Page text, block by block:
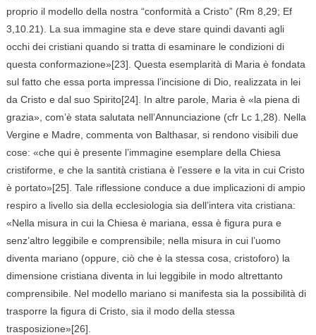
proprio il modello della nostra “conformità a Cristo” (Rm 8,29; Ef
3,10.21). La sua immagine sta e deve stare quindi davanti agli
occhi dei cristiani quando si tratta di esaminare le condizioni di
questa conformazione»[23]. Questa esemplarità di Maria è fondata
sul fatto che essa porta impressa l’incisione di Dio, realizzata in lei
da Cristo e dal suo Spirito[24]. In altre parole, Maria è «la piena di
grazia», com’è stata salutata nell’Annunciazione (cfr Lc 1,28). Nella
Vergine e Madre, commenta von Balthasar, si rendono visibili due
cose: «che qui è presente l’immagine esemplare della Chiesa
cristiforme, e che la santità cristiana è l’essere e la vita in cui Cristo
è portato»[25]. Tale riflessione conduce a due implicazioni di ampio
respiro a livello sia della ecclesiologia sia dell’intera vita cristiana:
«Nella misura in cui la Chiesa è mariana, essa è figura pura e
senz’altro leggibile e comprensibile; nella misura in cui l’uomo
diventa mariano (oppure, ciò che è la stessa cosa, cristoforo) la
dimensione cristiana diventa in lui leggibile in modo altrettanto
comprensibile. Nel modello mariano si manifesta sia la possibilità di
trasporre la figura di Cristo, sia il modo della stessa
trasposizione»[26].